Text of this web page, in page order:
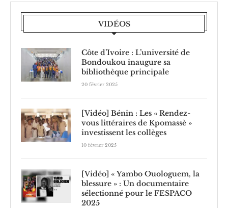
VIDÉOS
Côte d’Ivoire : L’université de
Bondoukou inaugure sa
bibliothèque principale
20 février 2025
[Vidéo] Bénin : Les « Rendez-
vous littéraires de Kpomassè »
investissent les collèges
10 février 2025
[Vidéo] « Yambo Ouologuem, la
blessure » : Un documentaire
sélectionné pour le FESPACO
2025